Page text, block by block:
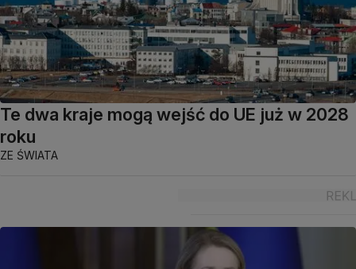
Te dwa kraje mogą wejść do UE już w 2028
roku
ZE ŚWIATA